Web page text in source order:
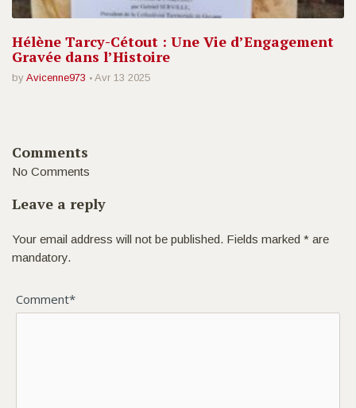
Hélène Tarcy-Cétout : Une Vie d’Engagement
Gravée dans l’Histoire
by Avicenne973 Avr 13 2025
Comments
No Comments
Leave a reply
Your email address will not be published. Fields marked * are
mandatory.
Comment*